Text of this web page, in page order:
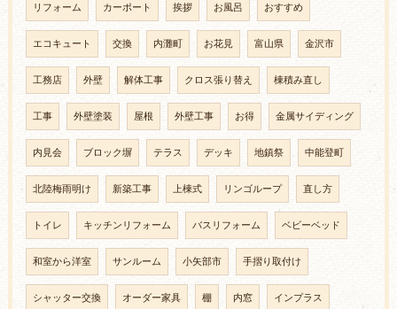
リフォーム カーポート 挨拶 お風呂 おすすめ
エコキュート 交換 内灘町 お花見 富山県 金沢市
工務店 外壁 解体工事 クロス張り替え 棟積み直し
工事 外壁塗装 屋根 外壁工事 お得 金属サイディング
内見会 ブロック塀 テラス デッキ 地鎮祭 中能登町
北陸梅雨明け 新築工事 上棟式 リンゴループ 直し方
トイレ キッチンリフォーム バスリフォーム ベビーベッド
和室から洋室 サンルーム 小矢部市 手摺り取付け
シャッター交換 オーダー家具 棚 内窓 インプラス